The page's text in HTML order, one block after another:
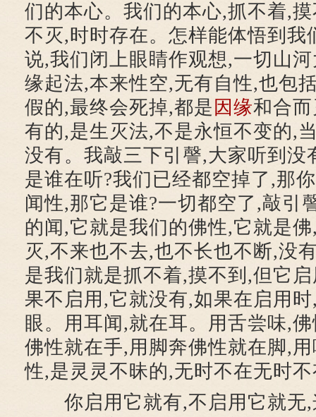
们的本心。我们的本心,抓不着,
不灭,时时存在。怎样能体悟到我
说,我们闭上眼睛作观想,一切山
缘起法,本来性空,无有自性,也包
假的,最终会死掉,都是 因缘和合
有的,是生灭法,不是永恒不变的,
没有。我敲三下引謦,大家听到没
是谁在听?我们已经都空掉了,那
闻性,那它是谁?一切都空了,敲引
的闻,它就是我们的佛性,它就是
灭,不来也不去,也不长也不断,没
是我们就是抓不着,摸不到,但它
果不启用,它就没有,如果在启用
眼。用耳闻,就在耳。用舌尝味,
佛性就在手,用脚奔佛性就在脚,
性,是灵灵不昧的,无时不在无时
你启用它就有,不启用它就无,